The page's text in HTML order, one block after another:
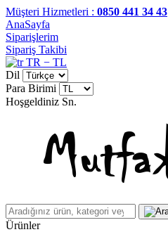
Müşteri Hizmetleri : 0850 441 34 43
AnaSayfa
Siparişlerim
Sipariş Takibi
TR − TL
Dil
Para Birimi
Hoşgeldiniz Sn.
Ürünler